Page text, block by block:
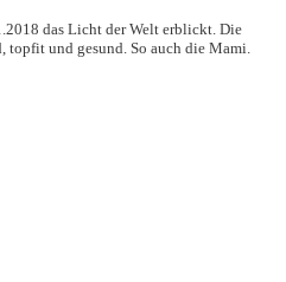
das Licht der Welt erblickt. Die
topfit und gesund. So auch die Mami.